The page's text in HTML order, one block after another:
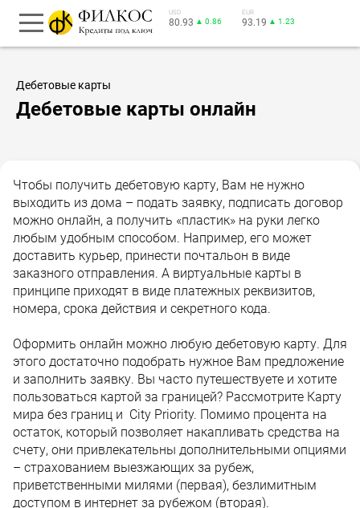
USD
80.93 ▲ 0.86
EUR
93.19 ▲ 1.23
Дебетовые карты
Дебетовые карты онлайн
Чтобы получить дебетовую карту, Вам не нужно
выходить из дома – подать заявку, подписать договор
можно онлайн, а получить «пластик» на руки легко
любым удобным способом. Например, его может
доставить курьер, принести почтальон в виде
заказного отправления. А виртуальные карты в
принципе приходят в виде платежных реквизитов,
номера, срока действия и секретного кода.
Оформить онлайн можно любую дебетовую карту. Для
этого достаточно подобрать нужное Вам предложение
и заполнить заявку. Вы часто путешествуете и хотите
пользоваться картой за границей? Рассмотрите Карту
мира без границ и City Priority. Помимо процента на
остаток, который позволяет накапливать средства на
счету, они привлекательны дополнительными опциями
– страхованием выезжающих за рубеж,
приветственными милями (первая), безлимитным
доступом в интернет за рубежом (вторая).